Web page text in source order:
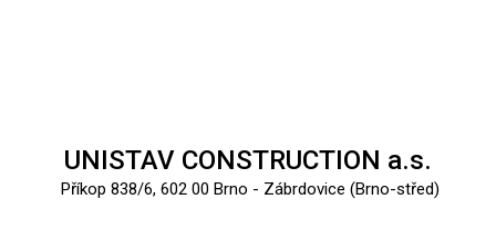
UNISTAV CONSTRUCTION a.s.
Příkop 838/6, 602 00 Brno - Zábrdovice (Brno-střed)